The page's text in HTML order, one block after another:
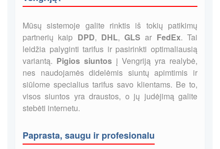
Mūsų sistemoje galite rinktis iš tokių patikimų
partnerių kaip DPD, DHL,GLS ar FedEx. Tai
leidžia palyginti tarifus ir pasirinkti optimaliausią
variantą. Pigios siuntos į Vengriją yra realybė,
nes naudojamės didelėmis siuntų apimtimis ir
siūlome specialius tarifus savo klientams. Be to,
visos siuntos yra draustos, o jų judėjimą galite
stebėti internetu.
Paprasta, saugu ir profesionalu